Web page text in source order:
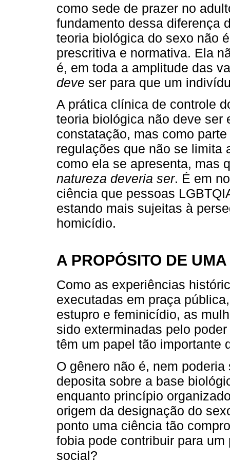
como sede de prazer no
fundamento dessa diferença
teoria biológica do sexo não
prescritiva e normativa. Ela
é, em toda a amplitude das
deve ser para que um
A prática clínica de controle
teoria biológica não deve ser
constatação, mas como
regulações que não se limita
como ela se apresenta, mas
natureza deveria ser. É em
ciência que pessoas
estando mais sujeitas à
homicídio.
A PROPÓSITO DE
Como as experiências
executadas em praça
estupro e feminicídio, as
sido exterminadas pelo
têm um papel tão importante
O gênero não é, nem
deposita sobre a base
enquanto princípio
origem da designação do
ponto uma ciência tão
fobia pode contribuir para
social?